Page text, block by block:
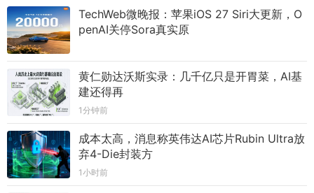
TechWeb微晚报：苹果iOS 27 Siri大更新，O
penAI关停Sora真实原
黄仁勋达沃斯实录：几千亿只是开胃菜，AI基
建还得再
1分钟前
成本太高，消息称英伟达AI芯片Rubin Ultra放
弃4-Die封装方
1小时前